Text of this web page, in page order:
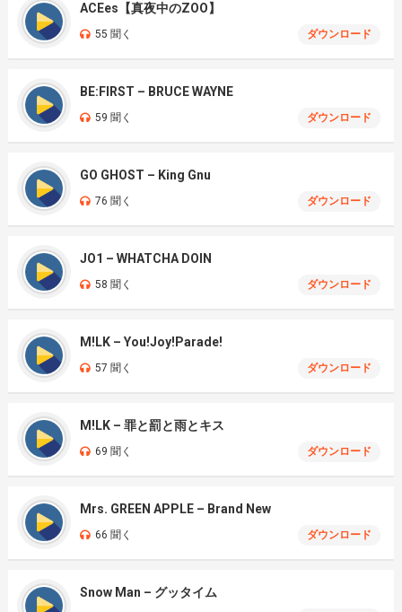
ACEes【真夜中のZOO】
55 聞く ダウンロード
BE:FIRST – BRUCE WAYNE
59 聞く ダウンロード
GO GHOST – King Gnu
76 聞く ダウンロード
JO1 – WHATCHA DOIN
58 聞く ダウンロード
M!LK – You!Joy!Parade!
57 聞く ダウンロード
M!LK – 罪と罰と雨とキス
69 聞く ダウンロード
Mrs. GREEN APPLE – Brand New
66 聞く ダウンロード
Snow Man – グッタイム